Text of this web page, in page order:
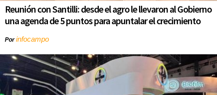
Reunión con Santilli: desde el agro le llevaron al Gobierno
una agenda de 5 puntos para apuntalar el crecimiento
Porinfocampo